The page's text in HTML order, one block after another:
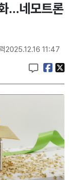
…네모트론
2025.12.16 11:47